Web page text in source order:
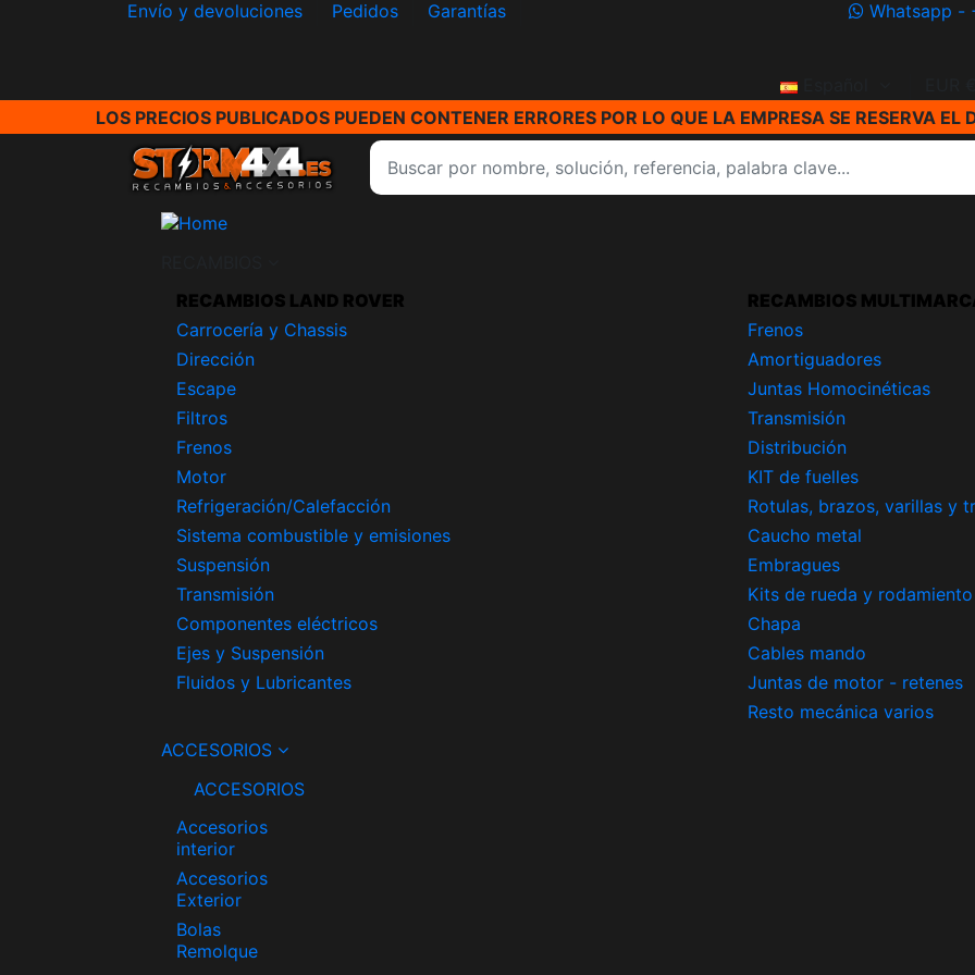
Envío y devoluciones Pedidos Garantías Whatsapp -
Español
LOS PRECIOS PUBLICADOS PUEDEN CONTENER ERRORES POR LO QUE LA EMPRESA SE RESERVA
RECAMBIOS LAND ROVER
Carrocería y Chassis
Dirección
Escape
Filtros
Frenos
Motor
Refrigeración/Calefacción
Sistema combustible y emisiones
Suspensión
Transmisión
Componentes eléctricos
Ejes y Suspensión
Fluidos y Lubricantes
RECAMBIOS
Frenos
Amortiguadores
Juntas Homocinéticas
Transmisión
Distribución
KIT de fuelles
Rotulas, brazos, varillas y
Caucho metal
Embragues
Kits de rueda y rodamiento
Chapa
Cables mando
Juntas de motor - retenes
Resto mecánica varios
ACCESORIOS
ACCESORIOS
Accesorios
interior
Accesorios
Exterior
Bolas
Remolque